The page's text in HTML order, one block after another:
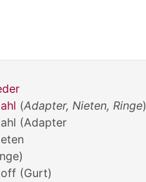
(Adapter, Nieten, Ringe)
(Adapter
(Gurt)